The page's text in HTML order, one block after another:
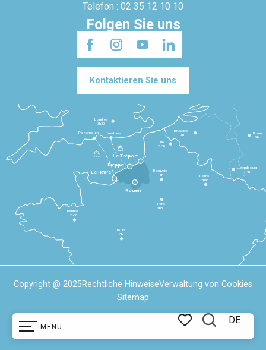
MENÜ
Voir les favoris
Suche
DE
Telefon : 02 35 12 10 10
Folgen Sie uns
Kontaktieren Sie uns
Le Havre
Dieppe
Le Tréport
Rennes
2h30
Tours
3h
Paris
1h30
Beauvais
1h
Reims
2h45
Lille
2h30
Bruxelles
3h
Londres
3h30
Newhaven
Portsmouth
Bonn
5h
Luxembourg
4h
Rouen
Copyright @ 2025Rechtliche HinweiseVerwaltung von Cookies
Sitemap